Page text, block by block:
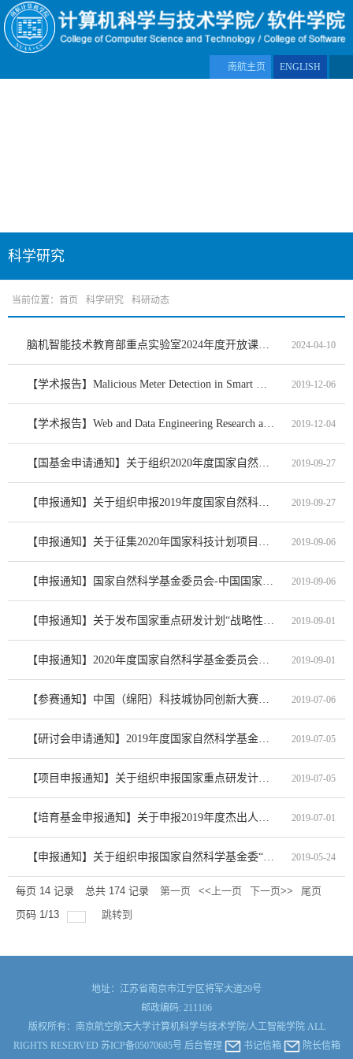
南航主页 ENGLISH
科学研究
当前位置： 首页 科学研究 科研动态
脑机智能技术教育部重点实验室2024年度开放课题申报通知 2024-04-10
【学术报告】Malicious Meter Detection in Smart Grids 2019-12-06
【学术报告】Web and Data Engineering Research at Swinburne 2019-12-04
【国基金申请通知】关于组织2020年度国家自然科学基金项目申请的通知 2019-09-27
【申报通知】关于组织申报2019年度国家自然科学基金委员会与欧洲核子研究中心合作研究项目的通知 2019-09-27
【申报通知】关于征集2020年国家科技计划项目牵头申报意向的通知 2019-09-06
【申报通知】国家自然科学基金委员会-中国国家铁路集团有限公司基础研究联合基金2019年度项目指南 2019-09-06
【申报通知】关于发布国家重点研发计划“战略性国际科技创新合作”重点专项2019年度联合研发与示范项目申报... 2019-09-01
【申报通知】2020年度国家自然科学基金委员会与英国皇家学会合作交流项目指南 2019-09-01
【参赛通知】中国（绵阳）科技城协同创新大赛组委会关于举办2019中国创新创业大赛技术融合专业赛（绵阳协同... 2019-07-06
【研讨会申请通知】2019年度国家自然科学基金委员会与英国文化协会双边研讨会项目指南 2019-07-05
【项目申报通知】关于组织申报国家重点研发计划2019年“制造基础技术与关键部件”等10个专项的通知 2019-07-05
【培育基金申报通知】关于申报2019年度杰出人才和重大成果培育基金项目的通知 2019-07-01
【申报通知】关于组织申报国家自然科学基金委“面向发动机的湍流燃烧基础研究”重大研究计划2019年度项目的... 2019-05-24
每页 14 记录 总共 174 记录 第一页 <<上一页 下一页>>
尾页
页码 1/13 跳转到
地址：江苏省南京市江宁区将军大道29号
邮政编码: 211106
版权所有：南京航空航天大学计算机科学与技术学院/人工智能学院 ALL
RIGHTS RESERVED 苏ICP备05070685号 后台管理 书记信箱 院长信箱